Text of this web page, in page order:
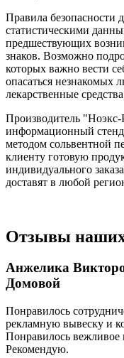
Правила безопасности
статистическими
предшествующих
знаков. Возможно
которых важно вести
опасаться незнакомых
лекарственные
Производитель "Ноэкс-
информационный
методом сольвентной
клиенту готовую
индивидуального
доставят в любой
Отзывы наших
Анжелика
Домовой
Понравилось
рекламную вывеску и
Понравилось вежливое
Рекомендую.